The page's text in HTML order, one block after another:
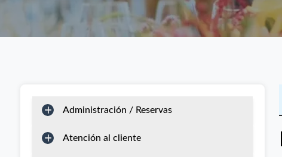
Administración / Reservas
Atención al cliente